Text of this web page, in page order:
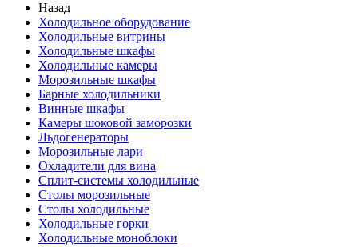
Назад
Холодильное оборудование
Холодильные витрины
Холодильные шкафы
Холодильные камеры
Морозильные шкафы
Барные холодильники
Винные шкафы
Камеры шоковой заморозки
Льдогенераторы
Морозильные лари
Охладители для вина
Сплит-системы холодильные
Столы морозильные
Столы холодильные
Холодильные горки
Холодильные моноблоки